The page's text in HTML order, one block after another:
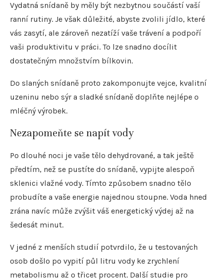
Vydatná snídaně by měly být nezbytnou součástí vaší
ranní rutiny. Je však důležité, abyste zvolili jídlo, které
vás zasytí, ale zároveň nezatíží vaše trávení a podpoří
vaši produktivitu v práci. To lze snadno docílit
dostatečným množstvím bílkovin.
Do slaných snídaně proto zakomponujte vejce, kvalitní
uzeninu nebo sýr a sladké snídaně doplňte nejlépe o
mléčný výrobek.
Nezapomeňte se napít vody
Po dlouhé noci je vaše tělo dehydrované, a tak ještě
předtím, než se pustíte do snídaně, vypijte alespoň
sklenici vlažné vody. Tímto způsobem snadno tělo
probudíte a vaše energie najednou stoupne. Voda hned
zrána navíc může zvýšit váš energetický výdej až na
šedesát minut.
V jedné z menších studií potvrdilo, že u testovaných
osob došlo po vypití půl litru vody ke zrychlení
metabolismu až o třicet procent. Další studie pro